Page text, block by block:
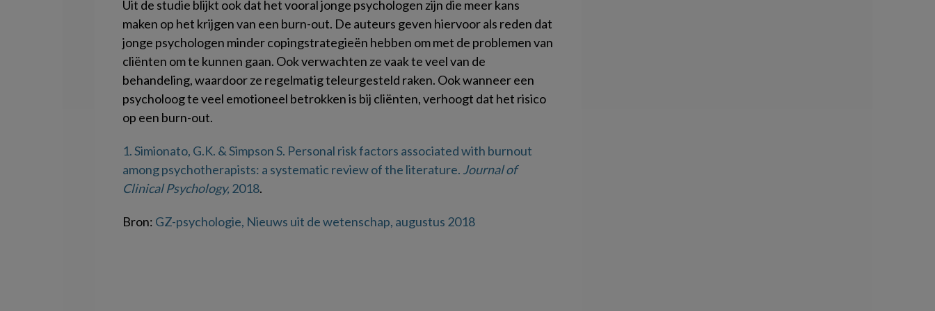
Uit de studie blijkt ook dat het vooral jonge psychologen zijn die meer kans
maken op het krijgen van een burn-out. De auteurs geven hiervoor als reden dat
jonge psychologen minder copingstrategieën hebben om met de problemen van
cliënten om te kunnen gaan. Ook verwachten ze vaak te veel van de
behandeling, waardoor ze regelmatig teleurgesteld raken. Ook wanneer een
psycholoog te veel emotioneel betrokken is bij cliënten, verhoogt dat het risico
op een burn-out.
1. Simionato, G.K. & Simpson S. Personal risk factors associated with burnout
among psychotherapists: a systematic review of the literature. Journal of
Clinical Psychology, 2018.
Bron: GZ-psychologie, Nieuws uit de wetenschap, augustus 2018